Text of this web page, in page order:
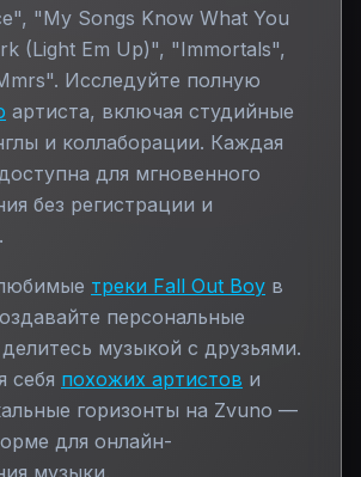
"My Songs Know What You
(Light Em Up)", "Immortals",
. Исследуйте полную
артиста, включая студийные
и коллаборации. Каждая
для мгновенного
без регистрации и
треки Fall Out Boy в
персональные
музыкой с друзьями.
себя похожих артистов и
горизонты на Zvuno —
для онлайн-
музыки.